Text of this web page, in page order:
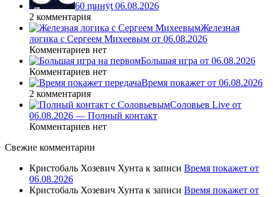
60 ṃинẏƫ 06.08.2026
2 комментария
Железная
логика с Сергеем Михеевым от 06.08.2026
Комментариев нет
Большая игра от 06.08.2026
Комментариев нет
Время покажет от 06.08.2026
2 комментария
Соловьев Live от
06.08.2026 — Полный контакт
Комментариев нет
Свежие комментарии
Кристобаль Хозевич Хунта к записи Время покажет от
06.08.2026
Кристобаль Хозевич Хунта к записи Время покажет от